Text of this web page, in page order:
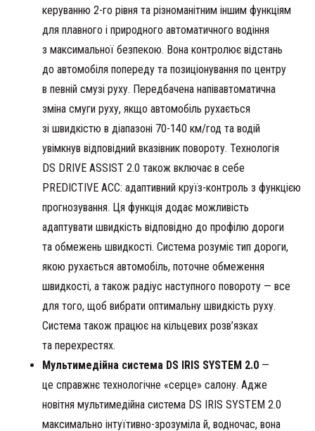
керуванню 2-го рівня та різноманітним іншим функціям
для плавного і природного автоматичного водіння
з максимальної безпекою. Вона контролює відстань
до автомобіля попереду та позиціонування по центру
в певній смузі руху. Передбачена напівавтоматична
зміна смуги руху, якщо автомобіль рухається
зі швидкістю в діапазоні 70-140 км/год та водій
увімкнув відповідний вказівник повороту. Технологія
DS DRIVE ASSIST 2.0 також включає в себе
PREDICTIVE ACC: адаптивний круїз-контроль з функцією
прогнозування. Ця функція додає можливість
адаптувати швидкість відповідно до профілю дороги
та обмежень швидкості. Система розуміє тип дороги,
якою рухається автомобіль, поточне обмеження
швидкості, а також радіус наступного повороту — все
для того, щоб вибрати оптимальну швидкість руху.
Система також працює на кільцевих розв’язках
та перехрестях.
Мультимедійна система DS IRIS SYSTEM 2.0 —
це справжнє технологічне «серце» салону. Адже
новітня мультимедійна система DS IRIS SYSTEM 2.0
максимально інтуїтивно-зрозуміла й, водночас, вона